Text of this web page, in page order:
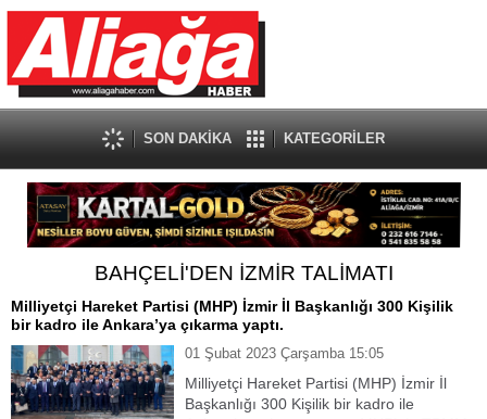
SON DAKİKA KATEGORİLER
​BAHÇELİ'DEN İZMİR TALİMATI
Milliyetçi Hareket Partisi (MHP) İzmir İl Başkanlığı 300 Kişilik
bir kadro ile Ankara’ya çıkarma yaptı.
01 Şubat 2023 Çarşamba 15:05
Milliyetçi Hareket Partisi (MHP) İzmir İl
Başkanlığı 300 Kişilik bir kadro ile